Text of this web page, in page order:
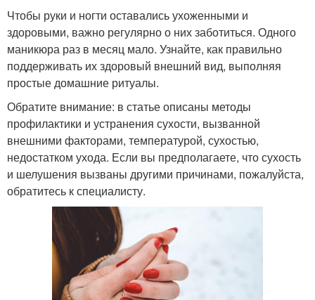
Чтобы руки и ногти оставались ухоженными и
здоровыми, важно регулярно о них заботиться. Одного
маникюра раз в месяц мало. Узнайте, как правильно
поддерживать их здоровый внешний вид, выполняя
простые домашние ритуалы.
Обратите внимание: в статье описаны методы
профилактики и устранения сухости, вызванной
внешними факторами, температурой, сухостью,
недостатком ухода. Если вы предполагаете, что сухость
и шелушения вызваны другими причинами, пожалуйста,
обратитесь к специалисту.